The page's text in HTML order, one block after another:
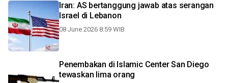
Iran: AS bertanggung jawab atas serangan
Israel di Lebanon
08 June 2026 8:59 WIB
Penembakan di Islamic Center San Diego
tewaskan lima orang